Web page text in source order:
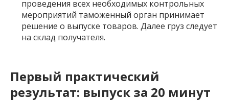
проведения всех необходимых контрольных
мероприятий таможенный орган принимает
решение о выпуске товаров. Далее груз следует
на склад получателя.
Первый практический
результат: выпуск за 20 минут